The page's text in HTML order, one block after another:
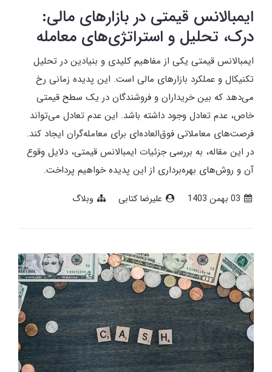
ایمبالانس قیمتی در بازارهای مالی:
درک، تحلیل و استراتژی‌های معامله
ایمبالانس قیمتی یکی از مفاهیم کلیدی و بنیادین در تحلیل
تکنیکال و عملکرد بازارهای مالی است. این پدیده زمانی رخ
می‌دهد که بین خریداران و فروشندگان در یک سطح قیمتی
خاص، عدم تعادل وجود داشته باشد. این عدم تعادل می‌تواند
فرصت‌های معاملاتی فوق‌العاده‌ای برای معامله‌گران ایجاد کند.
در این مقاله، به بررسی جزئیات ایمبالانس قیمتی، دلایل وقوع
آن و روش‌های بهره‌برداری از این پدیده خواهیم پرداخت.
03 بهمن 1403 علیرضا کتابی وبلاگ